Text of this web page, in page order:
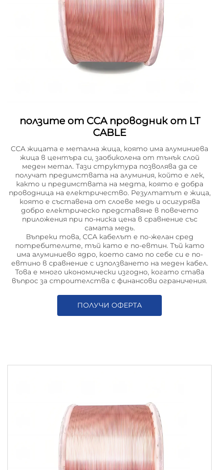
ползите от CCA проводник от LT
CABLE
CCA жицата е метална жица, която има алуминиева
жица в центъра си, заобиколена от тънък слой
меден метал. Тази структура позволява да се
получат предимствата на алуминия, който е лек,
както и предимствата на медта, която е добра
проводница на електричество. Резултатът е жица,
която е съставена от слоеве медь и осигурява
добро електрическо представяне в повечето
приложения при по-ниска цена в сравнение със
самата медь.
Въпреки това, CCA кабелът е по-желан сред
потребителите, тъй като е по-евтин. Тъй като
има алуминиево ядро, което само по себе си е по-
евтино в сравнение с използването на меден кабел.
Това е много икономически изгодно, когато става
въпрос за строителства с финансови ограничения.
ПОЛУЧИ ОФЕРТА